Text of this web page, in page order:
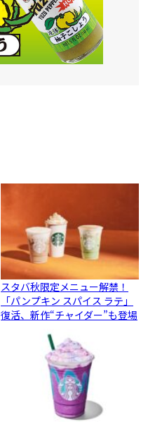
スタバ秋限定メニュー解禁！
「パンプキン スパイス ラテ」
復活、新作“チャイダー”も登場